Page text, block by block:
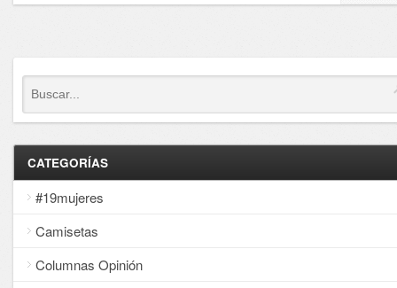
CATEGORÍAS
#19mujeres
Camisetas
Columnas Opinión